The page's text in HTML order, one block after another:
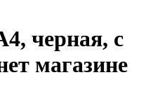
черная, с
магазине